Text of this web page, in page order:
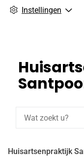
Instellingen
Huisartsenpraktijk